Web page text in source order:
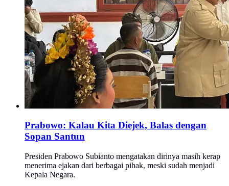
Prabowo: Kalau Kita Diejek, Balas dengan
Sopan Santun
Presiden Prabowo Subianto mengatakan dirinya masih kerap
menerima ejakan dari berbagai pihak, meski sudah menjadi
Kepala Negara.